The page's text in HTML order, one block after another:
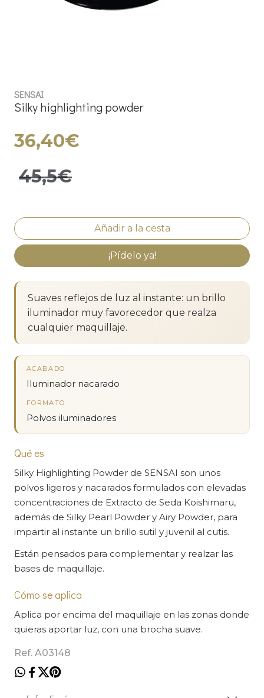
SENSAI
Silky highlighting powder
36,40€
45,5€
¡Pídelo ya!
Suaves reflejos de luz al instante: un brillo
iluminador muy favorecedor que realza
cualquier maquillaje.
ACABADO
Iluminador nacarado
FORMATO
Polvos iluminadores
Qué es
Silky Highlighting Powder de SENSAI son unos
polvos ligeros y nacarados formulados con elevadas
concentraciones de Extracto de Seda Koishimaru,
además de Silky Pearl Powder y Airy Powder, para
impartir al instante un brillo sutil y juvenil al cutis.
Están pensados para complementar y realzar las
bases de maquillaje.
Cómo se aplica
Aplica por encima del maquillaje en las zonas donde
quieras aportar luz, con una brocha suave.
Ref. A03148